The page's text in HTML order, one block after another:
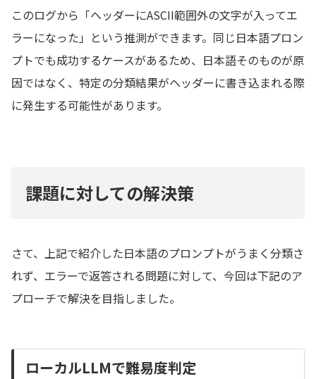
このログから「ヘッダーにASCII範囲外の文字が入ってエ
ラーになった」という推測ができます。同じ日本語プロン
プトでも成功するケースがあるため、日本語そのものが原
因ではなく、特定の分類結果がヘッダーに書き込まれる際
に発生する可能性があります。
課題に対しての解決策
さて、上記で紹介した日本語のプロンプトがうまく分類さ
れず、エラーで返答される問題に対して、今回は下記のア
プローチで解決を目指しました。
ローカルLLMで難易度判定